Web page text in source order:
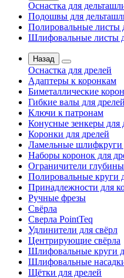
Оснастка для
Подошвы для
Полировальные листы
Шлифовальные листы
Назад
Оснастка для дрелей
Адаптеры к коронкам
Биметаллические
Гибкие валы для дрелей
Ключи к патронам
Конусные зенкеры для
Коронки для дрелей
Ламельные шлифкруги
Наборы коронок для
Ограничители
Полировальные круги
Принадлежности для
Ручные фрезы
Свёрла
Сверла PointTeq
Удлинители для свёрл
Центрирующие свёрла
Шлифовальные круги
Шлифовальные
Щётки для дрелей